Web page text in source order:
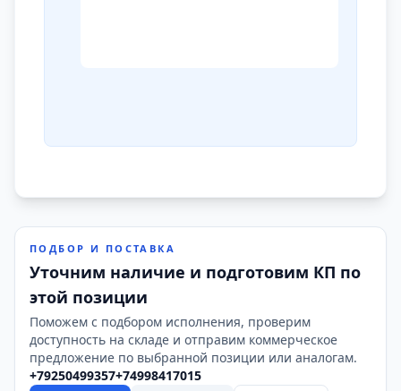
ПОДБОР И ПОСТАВКА
Уточним наличие и подготовим КП по
этой позиции
Поможем с подбором исполнения, проверим
доступность на складе и отправим коммерческое
предложение по выбранной позиции или аналогам.
+79250499357+74998417015